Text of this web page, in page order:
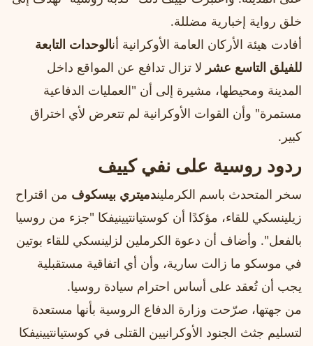
خلق رواية إخبارية مضللة.
أفادت هيئة الأركان العامة الأوكرانية أنالوحدات التابعة
للفيلق التاسع عشر لا تزال تدافع عن المواقع داخل
المدينة ومحيطها، مشيرة إلى أن "العمليات الدفاعية
مستمرة" وأن القوات الأوكرانية لم تتعرض لأي اختراق
كبير.
ردود روسية على نفي كييف
سخر المتحدث باسم الكرمليندميتري بيسكوف من اقتراح
زيلينسكي للقاء، مؤكدًا أن كوستيانتيينيفكا "جزء من روسيا
بالفعل". وأضاف أن دعوة الكرملين لزلينسكي للقاء بوتين
في موسكو ما زالت سارية، وأن أي اتفاقية مستقبلية
يجب أن تُعقد على أساس احترام سيادة روسيا.
من جهتها، صرّحت وزارة الدفاع الروسية بأنها مستعدة
لتسليم جثث الجنود الأوكرانيين القتلى في كوستيانتيينيفكا